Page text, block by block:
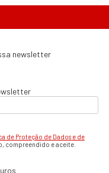
newsletter
de Proteção de Dados e de
compreendido e aceite.